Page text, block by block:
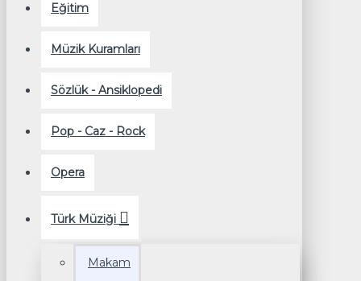
Eğitim
Müzik Kuramları
Sözlük - Ansiklopedi
Pop - Caz - Rock
Opera
Türk Müziği
Makam